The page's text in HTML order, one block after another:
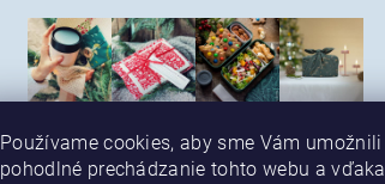
Používame cookies, aby sme Vám umožnili
pohodlné prechádzanie tohto webu a vďaka